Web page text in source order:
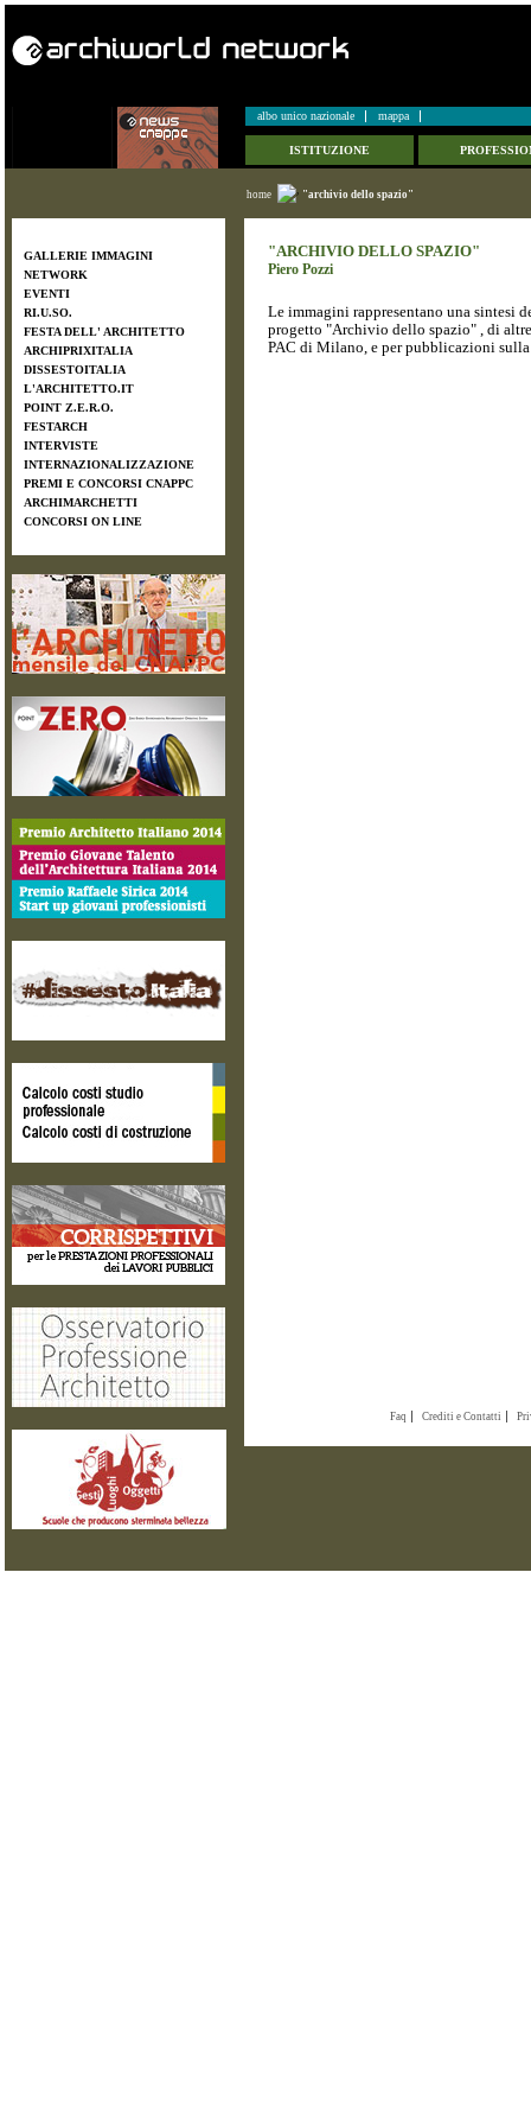
albo unico nazionale mappa
ISTITUZIONE
home "archivio dello spazio"
GALLERIE IMMAGINI
NETWORK
EVENTI
RI.U.SO.
FESTA DELL' ARCHITETTO
ARCHIPRIXITALIA
DISSESTOITALIA
L'ARCHITETTO.IT
POINT Z.E.R.O.
FESTARCH
INTERVISTE
INTERNAZIONALIZZAZIONE
PREMI E CONCORSI CNAPPC
ARCHIMARCHETTI
CONCORSI ON LINE
"ARCHIVIO DELLO SPAZIO"
Piero Pozzi
Le immagini rappresentano una sintesi
progetto "Archivio dello spazio" , di
PAC di Milano, e per pubblicazioni
Faq Crediti e Contatti